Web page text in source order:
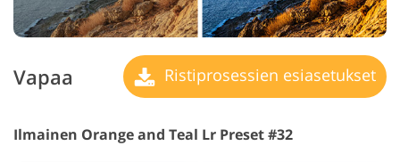
Vapaa Ristiprosessien esiasetukset
Ilmainen Orange and Teal Lr Preset #32